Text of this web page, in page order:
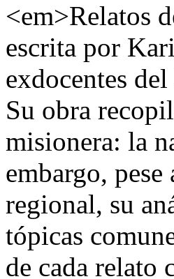
<em>Relatos
escrita por
exdocentes
Su obra
misionera: la
embargo,
regional, su
tópicas
de cada relato